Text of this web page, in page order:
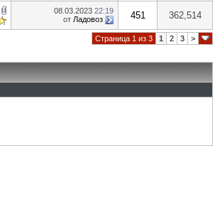
08.03.2023 22:19
от Ладовоз 451 362,514
Страница 1 из 3 1 2 3 >